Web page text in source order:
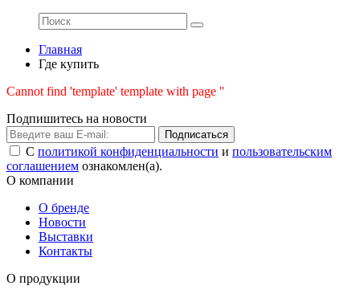
Главная
Где купить
Cannot find 'template' template with page ''
Подпишитесь на новости
Подписаться
С политикой конфиденциальности и пользовательским
соглашением ознакомлен(а).
О компании
О бренде
Новости
Выставки
Контакты
О продукции